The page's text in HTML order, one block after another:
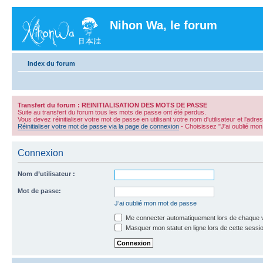
Nihon Wa, le forum
Index du forum
Transfert du forum : REINITIALISATION DES MOTS DE PASSE
Suite au transfert du forum tous les mots de passe ont été perdus.
Vous devez réinitialiser votre mot de passe en utilisant votre nom d'utilisateur et
Réinitialiser votre mot de passe via la page de connexion - Choisissez "J'ai oublié
Connexion
Nom d’utilisateur :
Mot de passe:
J’ai oublié mon mot de passe
Me connecter automatiquement lors de chaque
Masquer mon statut en ligne lors de cette